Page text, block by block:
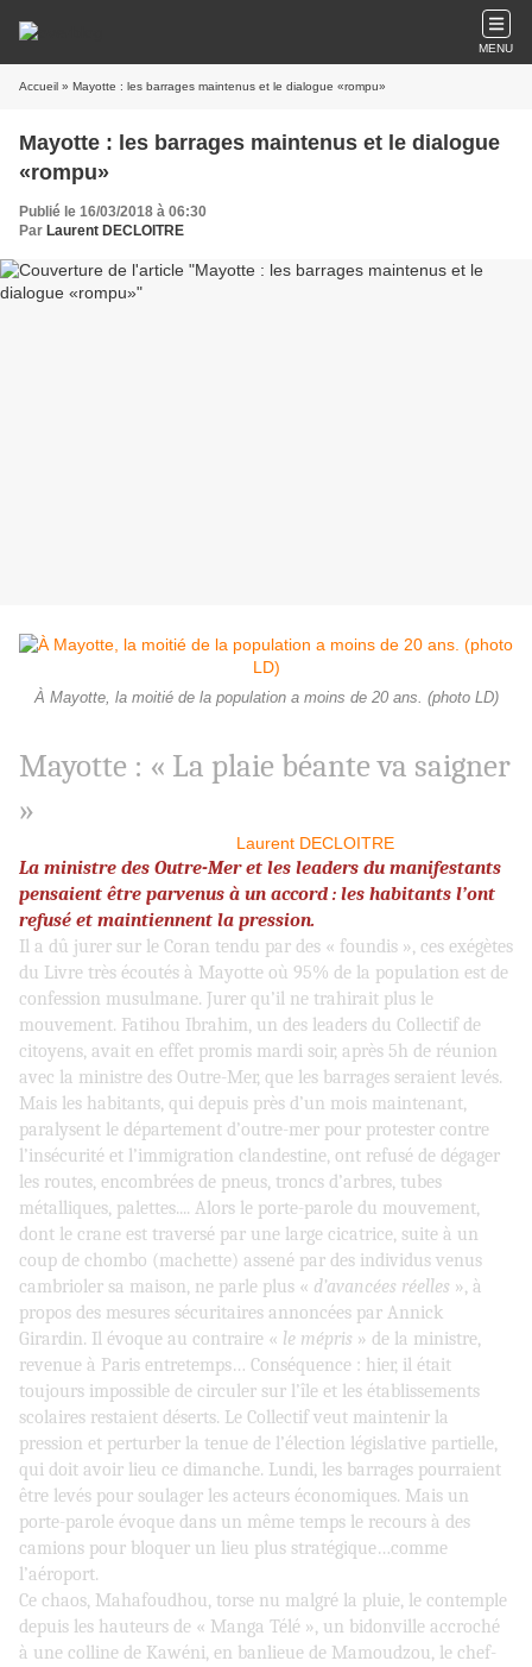
MENU
Accueil » Mayotte : les barrages maintenus et le dialogue «rompu»
Mayotte : les barrages maintenus et le dialogue
«rompu»
Publié le 16/03/2018 à 06:30
Par Laurent DECLOITRE
À Mayotte, la moitié de la population a moins de 20 ans. (photo LD)
Mayotte : « La plaie béante va saigner
»
Laurent DECLOITRE
La ministre des Outre-Mer et les leaders du manifestants
pensaient être parvenus à un accord : les habitants l’ont
refusé et maintiennent la pression.
Il a dû jurer sur le Coran tendu par des « foundis », ces exégètes
du Livre très écoutés à Mayotte où 95% de la population est de
confession musulmane. Jurer qu’il ne trahirait plus le
mouvement. Fatihou Ibrahim, un des leaders du Collectif de
citoyens, avait en effet promis mardi soir, après 5h de réunion
avec la ministre des Outre-Mer, que les barrages seraient levés.
Mais les habitants, qui depuis près d’un mois maintenant,
paralysent le département d’outre-mer pour protester contre
l’insécurité et l’immigration clandestine, ont refusé de dégager
les routes, encombrées de pneus, troncs d’arbres, tubes
métalliques, palettes.... Alors le porte-parole du mouvement,
dont le crane est traversé par une large cicatrice, suite à un
coup de chombo (machette) assené par des individus venus
cambrioler sa maison, ne parle plus « d’avancées réelles », à
propos des mesures sécuritaires annoncées par Annick
Girardin. Il évoque au contraire « le mépris » de la ministre,
revenue à Paris entretemps… Conséquence : hier, il était
toujours impossible de circuler sur l’île et les établissements
scolaires restaient déserts. Le Collectif veut maintenir la
pression et perturber la tenue de l’élection législative partielle,
qui doit avoir lieu ce dimanche. Lundi, les barrages pourraient
être levés pour soulager les acteurs économiques. Mais un
porte-parole évoque dans un même temps le recours à des
camions pour bloquer un lieu plus stratégique…comme
l’aéroport.
Ce chaos, Mahafoudhou, torse nu malgré la pluie, le contemple
depuis les hauteurs de « Manga Télé », un bidonville accroché
à une colline de Kawéni, en banlieue de Mamoudzou, le chef-